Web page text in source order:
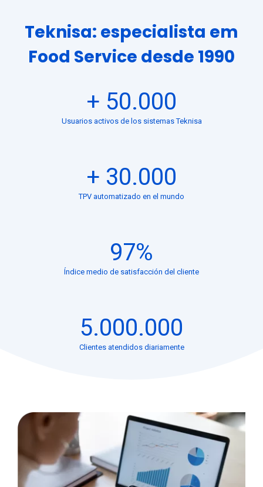
Teknisa: especialista em
Food Service desde 1990
+ 50.000
Usuarios activos de los sistemas Teknisa
+ 30.000
TPV automatizado en el mundo
97%
Índice medio de satisfacción del cliente
5.000.000
Clientes atendidos diariamente